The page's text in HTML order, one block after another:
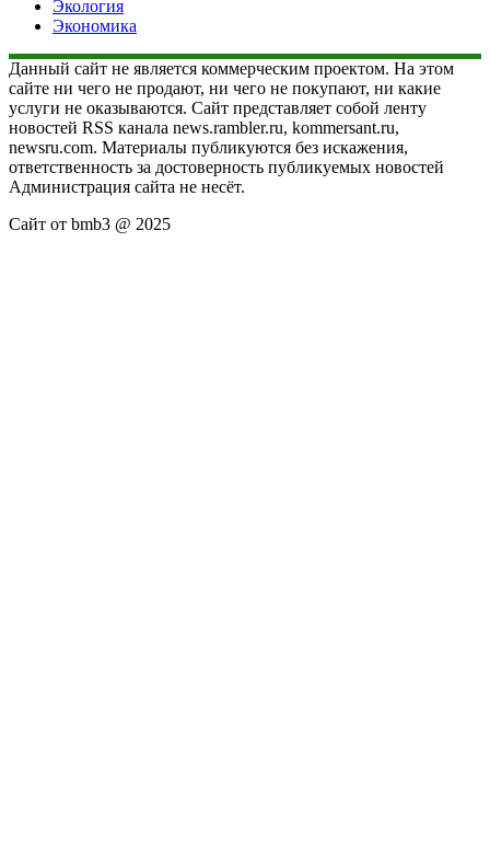
Экология
Экономика
Данный сайт не является коммерческим проектом. На этом
сайте ни чего не продают, ни чего не покупают, ни какие
услуги не оказываются. Сайт представляет собой ленту
новостей RSS канала news.rambler.ru, kommersant.ru,
newsru.com. Материалы публикуются без искажения,
ответственность за достоверность публикуемых новостей
Администрация сайта не несёт.
Сайт от bmb3 @ 2025